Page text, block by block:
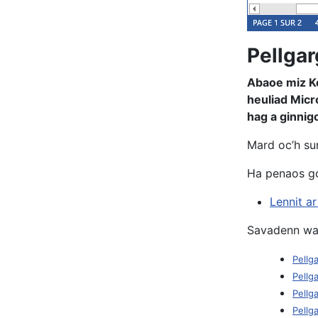
Abaoe miz
heuliad
hag a
Mard oc’h
Ha penaos
Lennit
Savadenn